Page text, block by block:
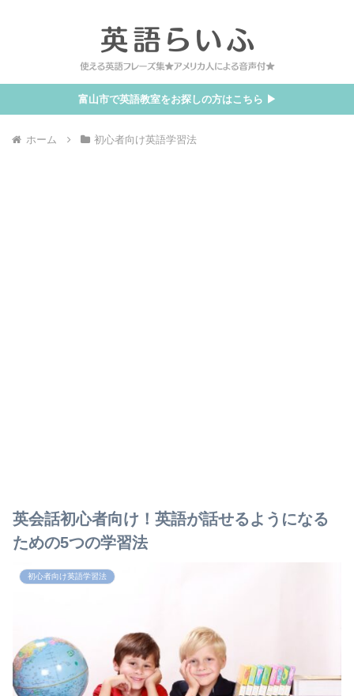
富山市で英語教室をお探しの方はこちら ▶
ホーム 初心者向け英語学習法
英会話初心者向け！英語が話せるようになる
ための5つの学習法
初心者向け英語学習法